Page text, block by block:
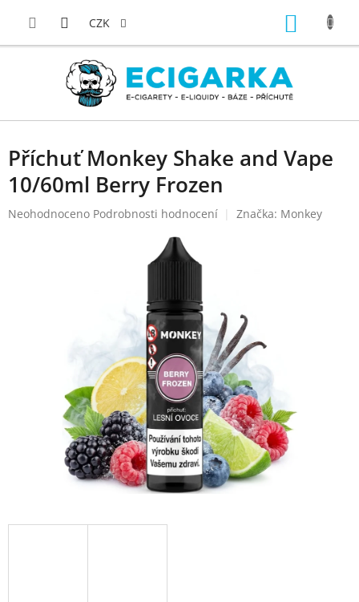
CZK
Příchuť Monkey Shake and Vape
10/60ml Berry Frozen
Průměrné
Neohodnoceno Podrobnosti hodnocení Značka: Monkey